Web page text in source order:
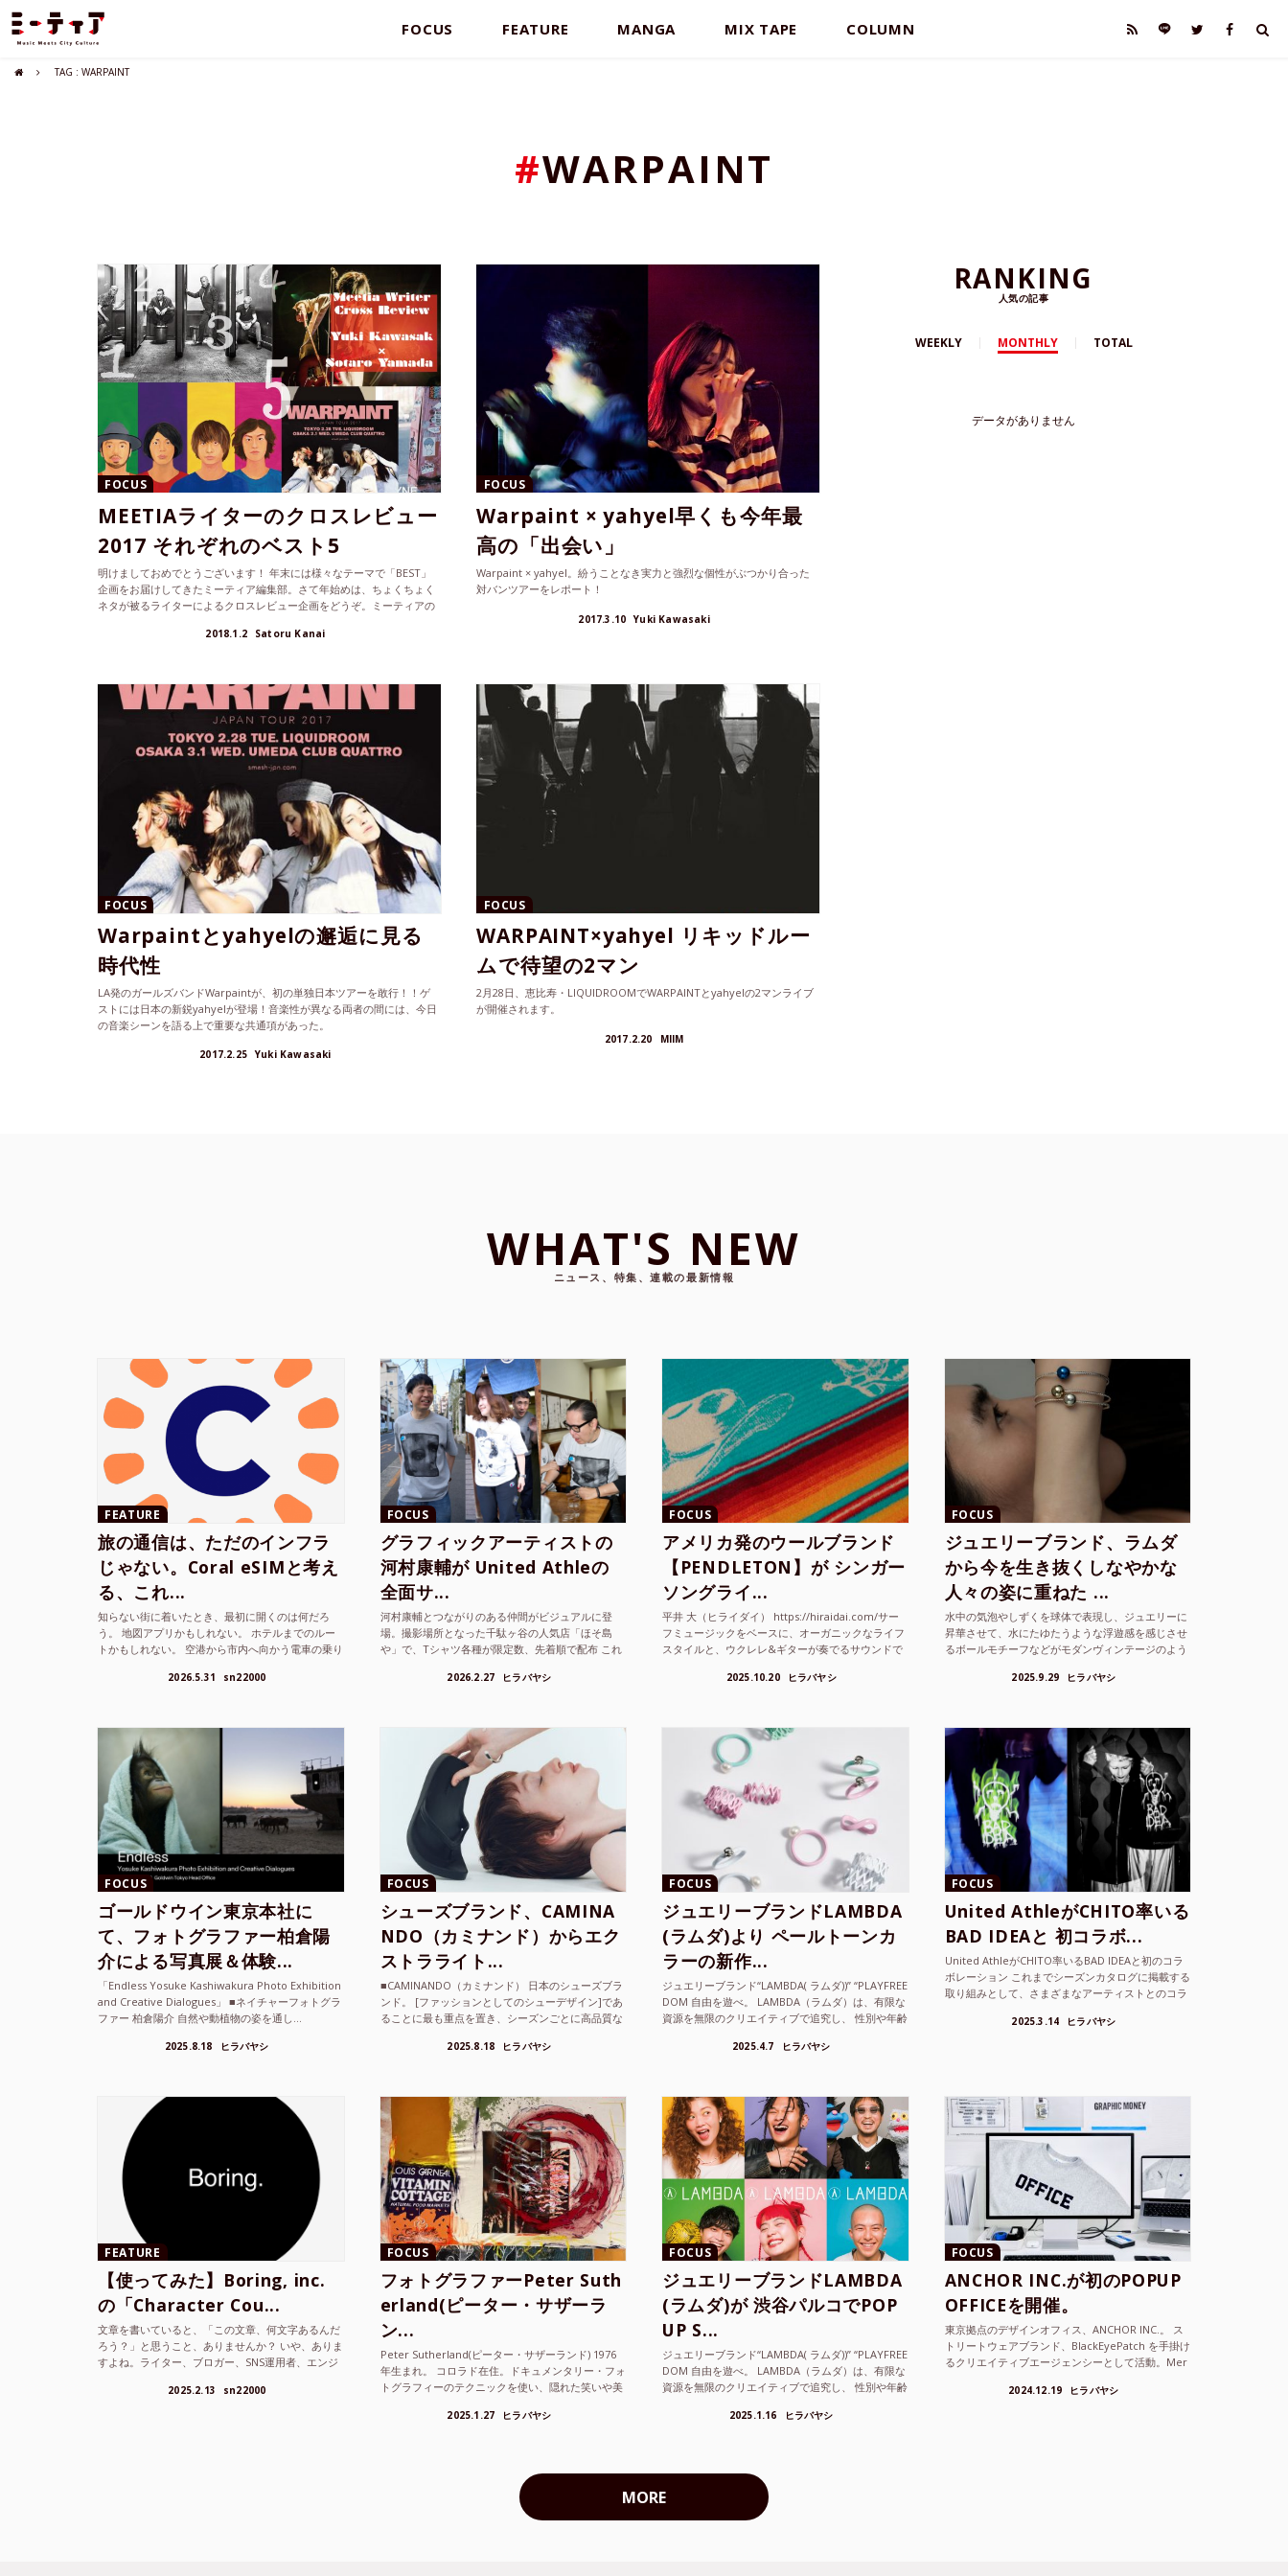
FOCUS FEATURE MANGA MIX TAPE COLUMN
TAG : WARPAINT
#WARPAINT
FOCUS
MEETIAライターのクロスレビュー
2017 それぞれのベスト5
明けましておめでとうございます！ 年末には様々なテーマで「BEST」
企画をお届けしてきたミーティア編集部。さて年始めは、ちょくちょく
ネタが被るライターによるクロスレビュー企画をどうぞ。ミーティアの
2018.1.2 Satoru Kanai
FOCUS
Warpaint × yahyel早くも今年最
高の「出会い」
Warpaint × yahyel。紛うことなき実力と強烈な個性がぶつかり合った
対バンツアーをレポート！
2017.3.10 Yuki Kawasaki
FOCUS
Warpaintとyahyelの邂逅に見る
時代性
LA発のガールズバンドWarpaintが、初の単独日本ツアーを敢行！！ゲ
ストには日本の新鋭yahyelが登場！音楽性が異なる両者の間には、今日
の音楽シーンを語る上で重要な共通項があった。
2017.2.25 Yuki Kawasaki
FOCUS
WARPAINT×yahyel リキッドルー
ムで待望の2マン
2月28日、恵比寿・LIQUIDROOMでWARPAINTとyahyelの2マンライブ
が開催されます。
2017.2.20 MIIM
RANKING
人気の記事
WEEKLY MONTHLY TOTAL
データがありません
WHAT'S NEW
ニュース、特集、連載の最新情報
FEATURE
旅の通信は、ただのインフラ
じゃない。Coral eSIMと考え
る、これ...
知らない街に着いたとき、最初に開くのは何だろ
う。 地図アプリかもしれない。 ホテルまでのルー
トかもしれない。 空港から市内へ向かう電車の乗り
て、その街の空...2026.5.31 sn22000
FOCUS
グラフィックアーティストの
河村康輔が United Athleの
全面サ...
河村康輔とつながりのある仲間がビジュアルに登
場。撮影場所となった千駄ヶ谷の人気店「ほそ島
や」で、Tシャツ各種が限定数、先着順で配布 これ
2026.2.27 ヒラバヤシ
FOCUS
アメリカ発のウールブランド
【PENDLETON】が シンガー
ソングライ...
平井 大（ヒライダイ） https://hiraidai.com/サー
フミュージックをベースに、オーガニックなライフ
スタイルと、ウクレレ&ギターが奏でるサウンドで
2025.10.20 ヒラバヤシ
FOCUS
ジュエリーブランド、ラムダ
から今を生き抜くしなやかな
人々の姿に重ねた ...
水中の気泡やしずくを球体で表現し、ジュエリーに
昇華させて、水にたゆたうような浮遊感を感じさせ
るボールモチーフなどがモダンヴィンテージのよう
2025.9.29 ヒラバヤシ
FOCUS
ゴールドウイン東京本社に
て、フォトグラファー柏倉陽
介による写真展＆体験...
「Endless Yosuke Kashiwakura Photo Exhibition
and Creative Dialogues」 ■ネイチャーフォトグラ
ファー 柏倉陽介 自然や動植物の姿を通し...
2025.8.18 ヒラバヤシ
FOCUS
シューズブランド、CAMINA
NDO（カミナンド）からエク
ストラライト...
■CAMINANDO（カミナンド） 日本のシューズブラ
ンド。 [ファッションとしてのシューデザイン]であ
ることに最も重点を置き、シーズンごとに高品質な
2025.8.18 ヒラバヤシ
FOCUS
ジュエリーブランドLAMBDA
(ラムダ)より ペールトーンカ
ラーの新作...
ジュエリーブランド“LAMBDA( ラムダ))” “PLAYFREE
DOM 自由を遊べ。 LAMBDA（ラムダ）は、有限な
資源を無限のクリエイティブで追究し、 性別や年齢
2025.4.7 ヒラバヤシ
FOCUS
United AthleがCHITO率いる
BAD IDEAと 初コラボ...
United AthleがCHITO率いるBAD IDEAと初のコラ
ボレーション これまでシーズンカタログに掲載する
取り組みとして、さまざまなアーティストとのコラ
2025.3.14 ヒラバヤシ
FEATURE
【使ってみた】Boring, inc.
の「Character Cou...
文章を書いていると、「この文章、何文字あるんだ
ろう？」と思うこと、ありませんか？ いや、ありま
すよね。ライター、ブロガー、SNS運用者、エンジ
2025.2.13 sn22000
FOCUS
フォトグラファーPeter Suth
erland(ピーター・サザーラ
ン...
Peter Sutherland(ピーター・サザーランド) 1976
年生まれ。 コロラド在住。ドキュメンタリー・フォ
トグラフィーのテクニックを使い、隠れた笑いや美
2025.1.27 ヒラバヤシ
FOCUS
ジュエリーブランドLAMBDA
(ラムダ)が 渋谷パルコでPOP
UP S...
ジュエリーブランド“LAMBDA( ラムダ))” “PLAYFREE
DOM 自由を遊べ。 LAMBDA（ラムダ）は、有限な
資源を無限のクリエイティブで追究し、 性別や年齢
2025.1.16 ヒラバヤシ
FOCUS
ANCHOR INC.が初のPOPUP
OFFICEを開催。
東京拠点のデザインオフィス、ANCHOR INC.。 ス
トリートウェアブランド、BlackEyePatch を手掛け
るクリエイティブエージェンシーとして活動。Mer
2024.12.19 ヒラバヤシ
MORE